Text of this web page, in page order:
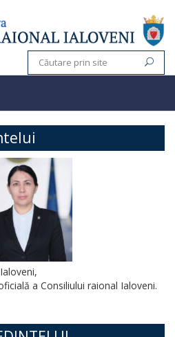
a Consiliului raional Ialoveni.